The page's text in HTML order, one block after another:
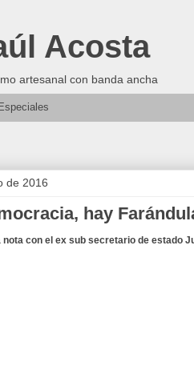
Acosta
artesanal con banda ancha
Especiales
de 2016
hay
nota con el ex sub secretario de estado